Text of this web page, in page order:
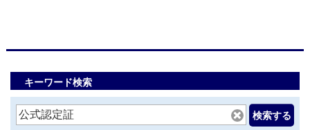
キーワード検索
検索する